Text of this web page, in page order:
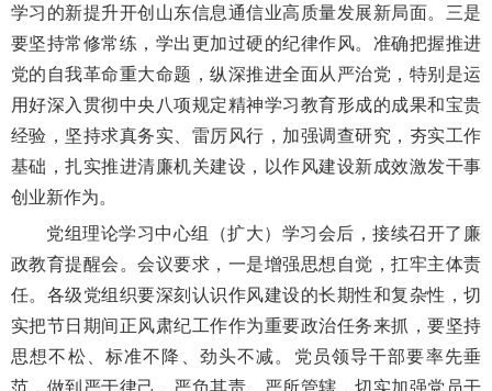
学习的新提升开创山东信息通信业高质量发展新局面。三是
要坚持常修常练，学出更加过硬的纪律作风。准确把握推进
党的自我革命重大命题，纵深推进全面从严治党，特别是运
用好深入贯彻中央八项规定精神学习教育形成的成果和宝贵
经验，坚持求真务实、雷厉风行，加强调查研究，夯实工作
基础，扎实推进清廉机关建设，以作风建设新成效激发干事
创业新作为。
党组理论学习中心组（扩大）学习会后，接续召开了廉
政教育提醒会。会议要求，一是增强思想自觉，扛牢主体责
任。各级党组织要深刻认识作风建设的长期性和复杂性，切
实把节日期间正风肃纪工作作为重要政治任务来抓，要坚持
思想不松、标准不降、劲头不减。党员领导干部要率先垂
范，做到严于律己、严负其责、严所管辖，切实加强党员干